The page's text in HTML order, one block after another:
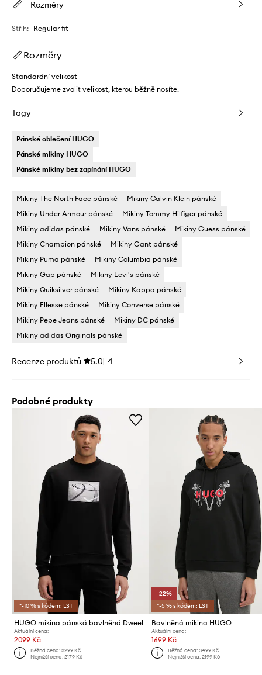
Rozměry
Střih: Regular fit
Rozměry
Standardní velikost
Doporučujeme zvolit velikost, kterou běžně nosíte.
Tagy
Pánské oblečení HUGO
Pánské mikiny HUGO
Pánské mikiny bez zapínání HUGO
Mikiny The North Face pánské
Mikiny Calvin Klein pánské
Mikiny Under Armour pánské
Mikiny Tommy Hilfiger pánské
Mikiny adidas pánské
Mikiny Vans pánské
Mikiny Guess pánské
Mikiny Champion pánské
Mikiny Gant pánské
Mikiny Puma pánské
Mikiny Columbia pánské
Mikiny Gap pánské
Mikiny Levi's pánské
Mikiny Quiksilver pánské
Mikiny Kappa pánské
Mikiny Ellesse pánské
Mikiny Converse pánské
Mikiny Pepe Jeans pánské
Mikiny DC pánské
Mikiny adidas Originals pánské
Recenze produktů 5.0 4
Podobné produkty
*-10 % s kódem: LST
HUGO mikina pánská bavlněná Dweel
Aktuální cena:
2099 Kč
Běžná cena:3299 Kč
Nejnižší cena:2179 Kč
-22%
*-5 % s kódem: LST
Bavlněná mikina HUGO
Aktuální cena:
1699 Kč
Běžná cena: 3499 Kč
Nejnižší cena: 2199 Kč